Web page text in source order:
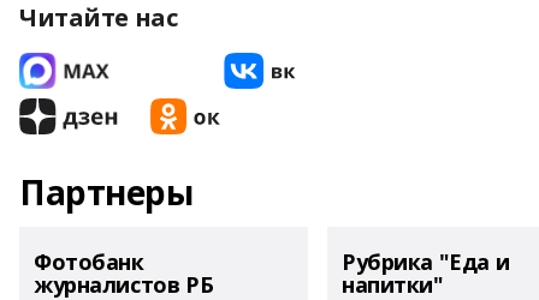
Читайте нас
Партнеры
Фотобанк
журналистов РБ
Рубрика "Еда и
напитки"